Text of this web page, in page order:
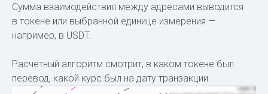
Сумма взаимодействия между адресами выводится
в токене или выбранной единице измерения —
например, в USDT.
Расчетный алгоритм смотрит, в каком токене был
перевод, какой курс был на дату транзакции.